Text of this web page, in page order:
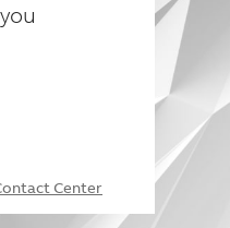
Center